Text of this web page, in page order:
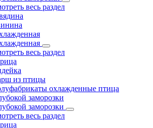
весь раздел
весь раздел
из птицы
охлажденные птица
заморозки
заморозки
весь раздел